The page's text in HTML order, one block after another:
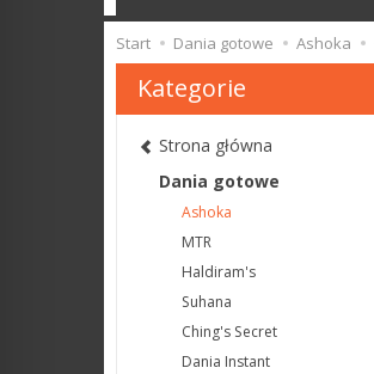
Start Dania gotowe Ashoka
Kategorie
Strona główna
Dania gotowe
Ashoka
MTR
Haldiram's
Suhana
Ching's Secret
Dania Instant